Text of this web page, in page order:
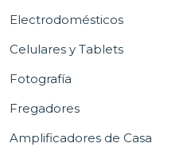
Electrodomésticos
Celulares y Tablets
Fotografía
Fregadores
Amplificadores de Casa